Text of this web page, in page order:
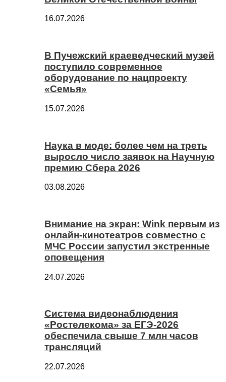
16.07.2026
В Пучежский краеведческий музей
поступило современное
оборудование по нацпроекту
«Семья»
15.07.2026
Наука в моде: более чем на треть
выросло число заявок на Научную
премию Сбера 2026
03.08.2026
Внимание на экран: Wink первым из
онлайн-кинотеатров совместно с
МЧС России запустил экстренные
оповещения
24.07.2026
Система видеонаблюдения
«Ростелекома» за ЕГЭ-2026
обеспечила свыше 7 млн часов
трансляций
22.07.2026